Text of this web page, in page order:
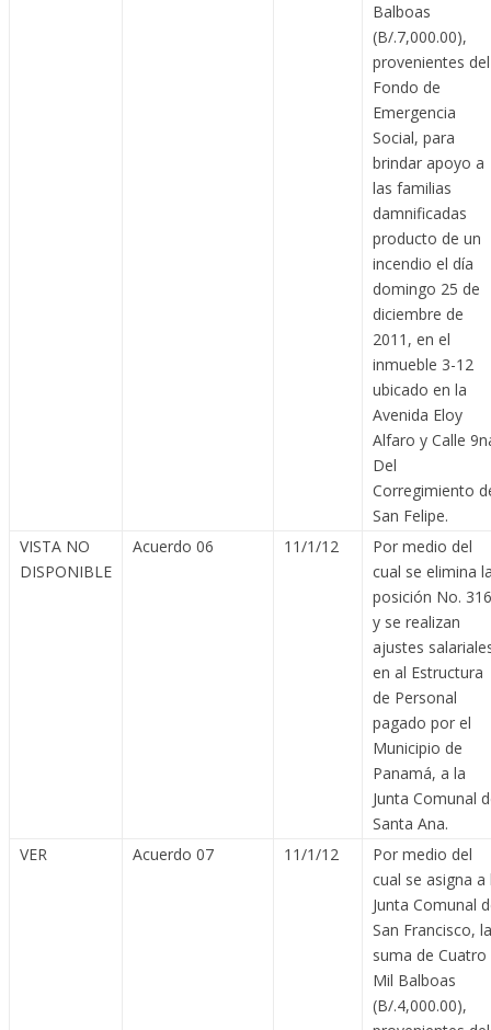
Balboas
(B/.7,000.00),
provenientes del
Fondo de
Emergencia
Social, para
brindar apoyo a
las familias
damnificadas
producto de un
incendio el día
domingo 25 de
diciembre de
2011, en el
inmueble 3-12
ubicado en la
Avenida Eloy
Alfaro y Calle
Del
Corregimiento
San Felipe.
VISTA NO
DISPONIBLE
Acuerdo 06 11/1/12
Por medio del
cual se elimina
posición No.
y se realizan
ajustes
en al Estructura
de Personal
pagado por el
Municipio de
Panamá, a la
Junta Comunal
Santa Ana.
VER
Acuerdo 07 11/1/12
Por medio del
cual se asigna a
Junta Comunal
San Francisco, la
suma de Cuatro
Mil Balboas
(B/.4,000.00),